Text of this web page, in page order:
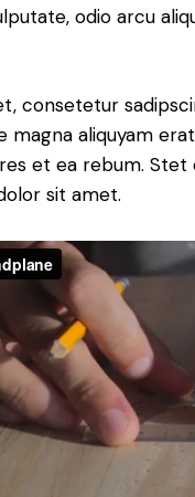
odio arcu
consetetur
aliquyam
et ea rebum.
sit amet.